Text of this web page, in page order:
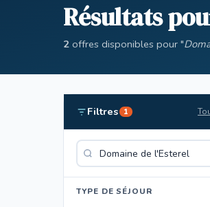
Résultats
2 offres disponibles pour "
Filtres 1
TYPE DE SÉJOUR